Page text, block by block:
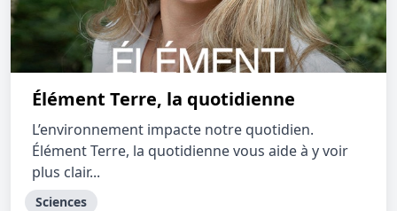
Élément Terre, la quotidienne
L’environnement impacte notre quotidien.
Élément Terre, la quotidienne vous aide à y voir
plus clair...
Sciences